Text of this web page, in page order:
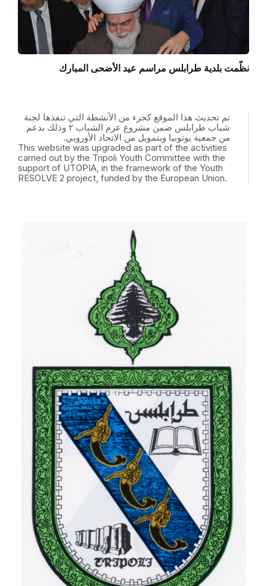
نظّمت بلدية طرابلس مراسم عيد الأضحى المبارك
تم تحديث هذا الموقع كجزء من الأنشطة التي تنفذها لجنة
شباب طرابلس ضمن مشروع عزم الشباب ٢ وذلك بدعم
من جمعية يوتوبيا وبتمويل من الاتحاد الأوروبي.
This website was upgraded as part of the activities
carried out by the Tripoli Youth Committee with the
support of UTOPIA, in the framework of the Youth
RESOLVE 2 project, funded by the European Union.